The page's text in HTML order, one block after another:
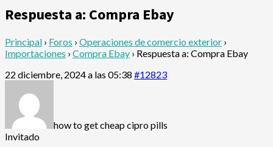
Respuesta a: Compra Ebay
Principal › Foros › Operaciones de comercio exterior ›
Importaciones › Compra Ebay › Respuesta a: Compra Ebay
22 diciembre, 2024 a las 05:38 #12823
how to get cheap cipro pills
Invitado